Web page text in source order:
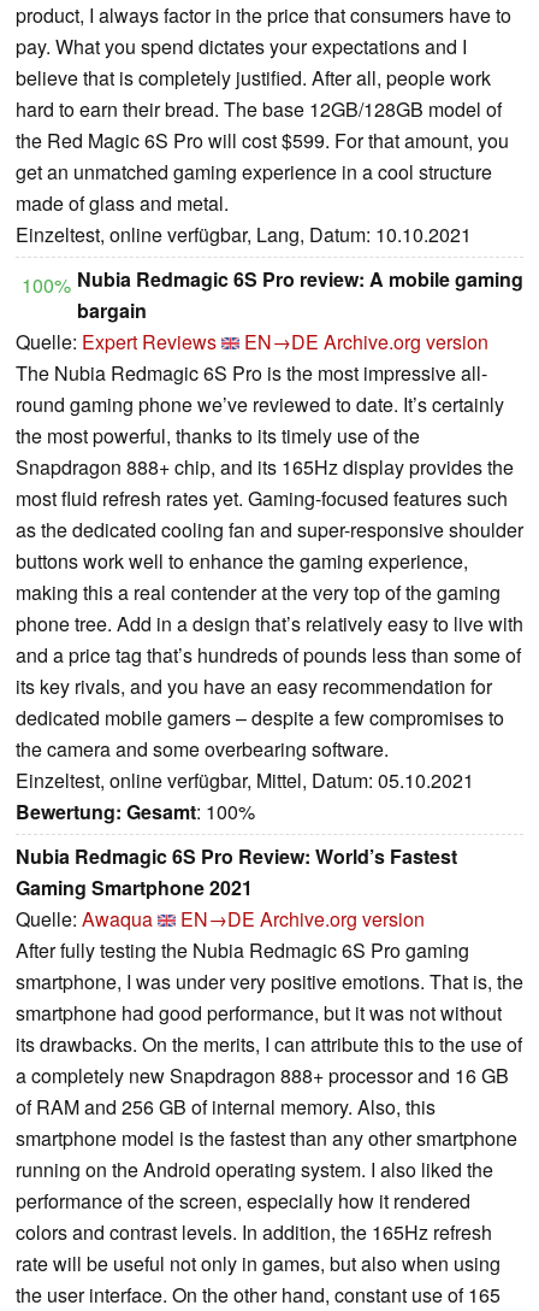
product, I always factor in the price that consumers have to
pay. What you spend dictates your expectations and I
believe that is completely justified. After all, people work
hard to earn their bread. The base 12GB/128GB model of
the Red Magic 6S Pro will cost $599. For that amount, you
get an unmatched gaming experience in a cool structure
made of glass and metal.
Einzeltest, online verfügbar, Lang, Datum: 10.10.2021
100% Nubia Redmagic 6S Pro review: A mobile gaming
bargain
Quelle: Expert Reviews EN→DE Archive.org version
The Nubia Redmagic 6S Pro is the most impressive all-
round gaming phone we’ve reviewed to date. It’s certainly
the most powerful, thanks to its timely use of the
Snapdragon 888+ chip, and its 165Hz display provides the
most fluid refresh rates yet. Gaming-focused features such
as the dedicated cooling fan and super-responsive shoulder
buttons work well to enhance the gaming experience,
making this a real contender at the very top of the gaming
phone tree. Add in a design that’s relatively easy to live with
and a price tag that’s hundreds of pounds less than some of
its key rivals, and you have an easy recommendation for
dedicated mobile gamers – despite a few compromises to
the camera and some overbearing software.
Einzeltest, online verfügbar, Mittel, Datum: 05.10.2021
Bewertung: Gesamt: 100%
Nubia Redmagic 6S Pro Review: World’s Fastest
Gaming Smartphone 2021
Quelle: Awaqua EN→DE Archive.org version
After fully testing the Nubia Redmagic 6S Pro gaming
smartphone, I was under very positive emotions. That is, the
smartphone had good performance, but it was not without
its drawbacks. On the merits, I can attribute this to the use of
a completely new Snapdragon 888+ processor and 16 GB
of RAM and 256 GB of internal memory. Also, this
smartphone model is the fastest than any other smartphone
running on the Android operating system. I also liked the
performance of the screen, especially how it rendered
colors and contrast levels. In addition, the 165Hz refresh
rate will be useful not only in games, but also when using
the user interface. On the other hand, constant use of 165